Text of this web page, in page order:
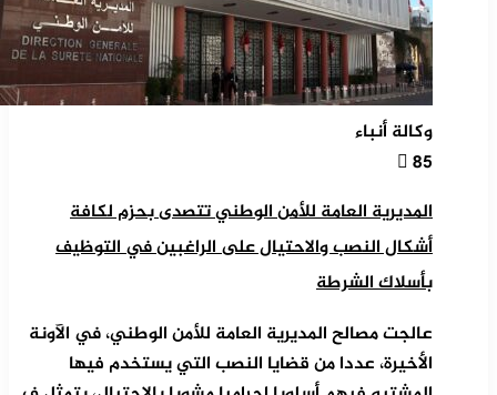
وكالة أنباء
85
المديرية العامة للأمن الوطني تتصدى بحزم لكافة
أشكال النصب والاحتيال على الراغبين في التوظيف
بأسلاك الشرطة
عالجت مصالح المديرية العامة للأمن الوطني، في الآونة
الأخيرة، عددا من قضايا النصب التي يستخدم فيها